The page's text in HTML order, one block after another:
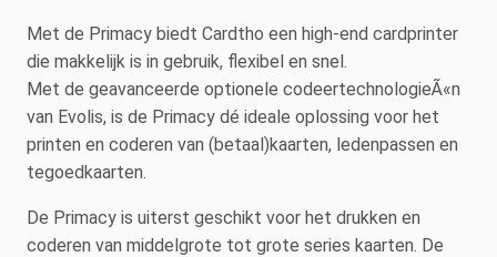
Met de Primacy biedt Cardtho een high-end cardprinter
die makkelijk is in gebruik, flexibel en snel.
Met de geavanceerde optionele codeertechnologieÃ«n
van Evolis, is de Primacy dé ideale oplossing voor het
printen en coderen van (betaal)kaarten, ledenpassen en
tegoedkaarten.
De Primacy is uiterst geschikt voor het drukken en
coderen van middelgrote tot grote series kaarten. De